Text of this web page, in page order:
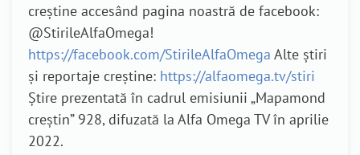
creștine accesând pagina noastră de facebook:
@StirileAlfaOmega!
https://facebook.com/StirileAlfaOmega Alte știri
și reportaje creștine: https://alfaomega.tv/stiri
Știre prezentată în cadrul emisiunii „Mapamond
creștin” 928, difuzată la Alfa Omega TV în aprilie
2022.